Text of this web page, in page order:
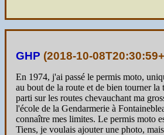
GHP (2018-10-
En 1974, j'ai passé le permis moto,
au bout de la route et de bien tourner
parti sur les routes chevauchant ma
l'école de la Gendarmerie à
connaître mes limites. Le permis moto
Tiens, je voulais ajouter une photo,